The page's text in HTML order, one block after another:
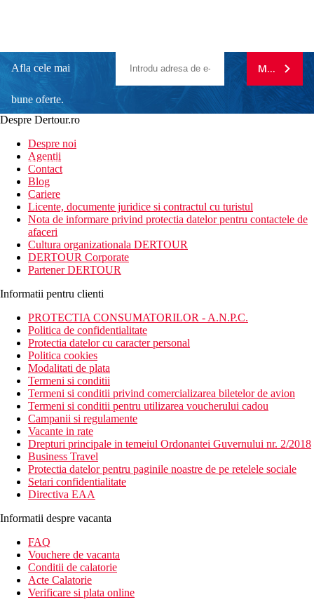
Afla cele mai
bune oferte.
newsletter!
MA
Despre Dertour.ro
Despre noi
Agentii
Contact
Blog
Cariere
Licente, documente juridice si contractul cu turistul
Nota de informare privind protectia datelor pentru contactele de
afaceri
Cultura organizationala DERTOUR
DERTOUR Corporate
Partener DERTOUR
Informatii pentru clienti
PROTECTIA CONSUMATORILOR - A.N.P.C.
Politica de confidentialitate
Protectia datelor cu caracter personal
Politica cookies
Modalitati de plata
Termeni si conditii
Termeni si conditii privind comercializarea biletelor de avion
Termeni si conditii pentru utilizarea voucherului cadou
Campanii si regulamente
Vacante in rate
Drepturi principale in temeiul Ordonantei Guvernului nr. 2/2018
Business Travel
Protectia datelor pentru paginile noastre de pe retelele sociale
Setari confidentialitate
Directiva EAA
Informatii despre vacanta
FAQ
Vouchere de vacanta
Conditii de calatorie
Acte Calatorie
Verificare si plata online